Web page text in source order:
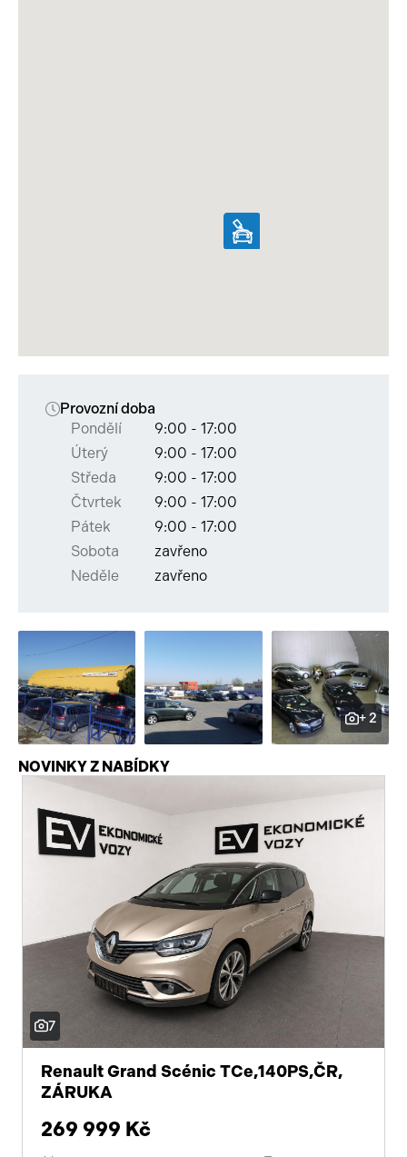
Provozní doba
Pondělí
9:00 - 17:00
Úterý
9:00 - 17:00
Středa
9:00 - 17:00
Čtvrtek
9:00 - 17:00
Pátek
9:00 - 17:00
Sobota
zavřeno
Neděle
zavřeno
+ 2
NOVINKY Z NABÍDKY
7
Renault Grand Scénic TCe,140PS,ČR,
ZÁRUKA
269 999 Kč